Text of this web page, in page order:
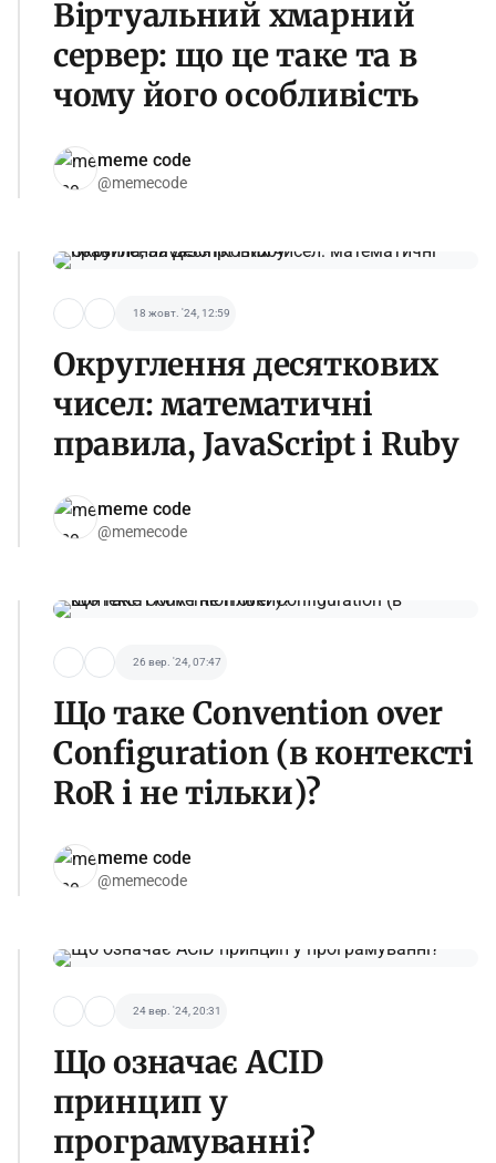
Віртуальний хмарний
сервер: що це таке та в
чому його особливість
meme code
@memecode
18 жовт. '24, 12:59
Округлення десяткових
чисел: математичні
правила, JavaScript і Ruby
meme code
@memecode
26 вер. '24, 07:47
Що таке Сonvention over
Сonfiguration (в контексті
RoR і не тільки)?
meme code
@memecode
24 вер. '24, 20:31
Що означає ACID
принцип у
програмуванні?